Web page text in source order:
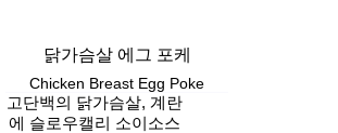
닭가슴살 에그 포케
Chicken Breast Egg Poke
고단백의 닭가슴살, 계란
에 슬로우캘리 소이소스